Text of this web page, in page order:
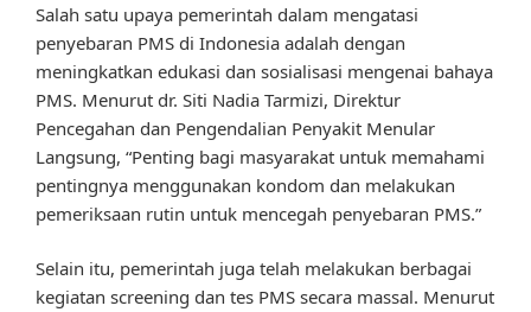
Salah satu upaya pemerintah dalam mengatasi
penyebaran PMS di Indonesia adalah dengan
meningkatkan edukasi dan sosialisasi mengenai bahaya
PMS. Menurut dr. Siti Nadia Tarmizi, Direktur
Pencegahan dan Pengendalian Penyakit Menular
Langsung, “Penting bagi masyarakat untuk memahami
pentingnya menggunakan kondom dan melakukan
pemeriksaan rutin untuk mencegah penyebaran PMS.”
Selain itu, pemerintah juga telah melakukan berbagai
kegiatan screening dan tes PMS secara massal. Menurut